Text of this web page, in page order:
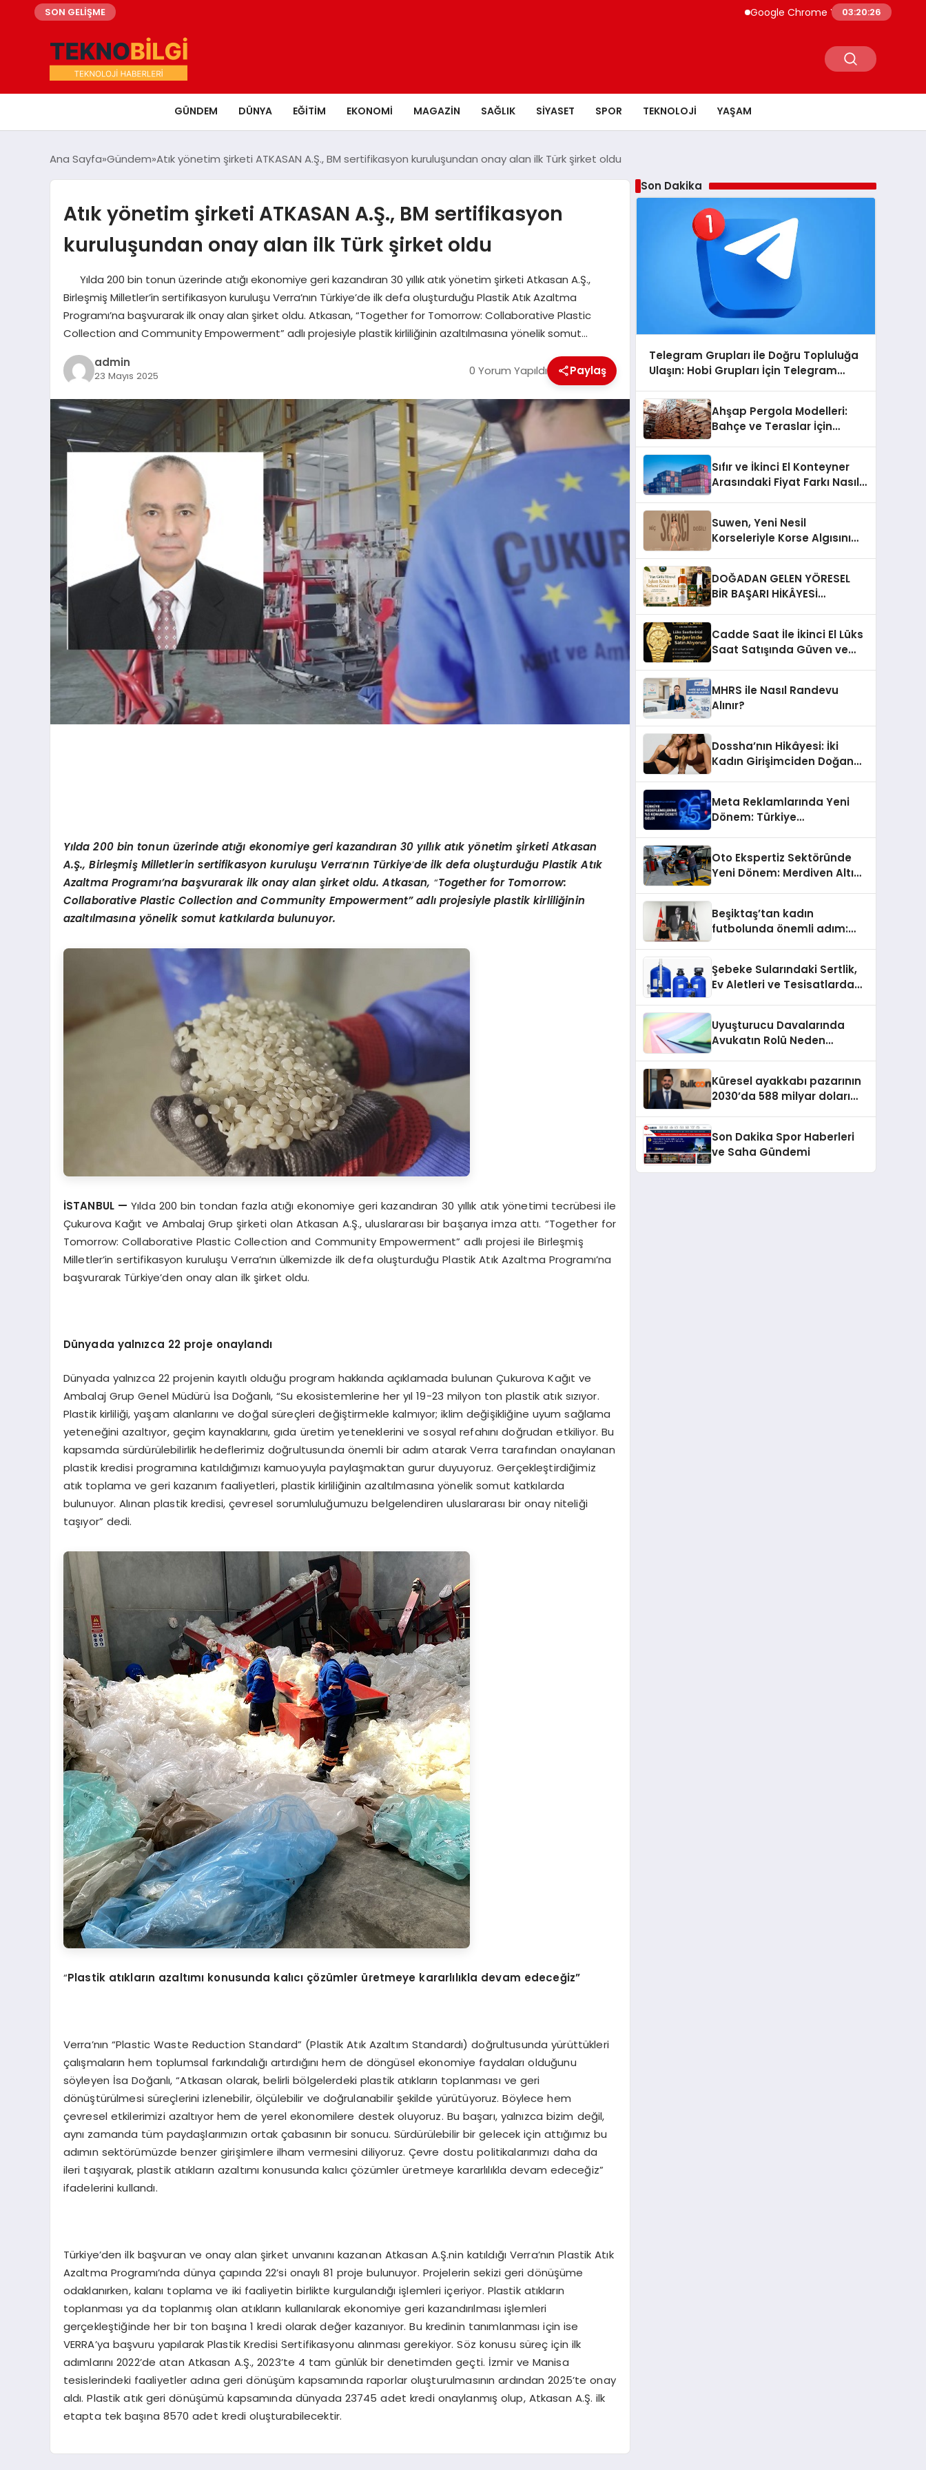
SON GELİŞME Google Chrome Yapay Zeka ile Güçleniyor
03:20:28
GÜNDEM DÜNYA EĞITIM EKONOMI MAGAZIN SAĞLIK SIYASET SPOR TEKNOLOJI YAŞAM
Ana Sayfa Gündem Atık yönetim şirketi ATKASAN A.Ş., BM sertifikasyon kuruluşundan onay alan ilk Türk şirket oldu
Atık yönetim şirketi ATKASAN A.Ş., BM sertifikasyon
kuruluşundan onay alan ilk Türk şirket oldu
Yılda 200 bin tonun üzerinde atığı ekonomiye geri kazandıran 30 yıllık atık yönetim şirketi Atkasan A.Ş.,
Birleşmiş Milletler’in sertifikasyon kuruluşu Verra’nın Türkiye’de ilk defa oluşturduğu Plastik Atık Azaltma
Programı’na başvurarak ilk onay alan şirket oldu. Atkasan, “Together for Tomorrow: Collaborative Plastic
Collection and Community Empowerment” adlı projesiyle plastik kirliliğinin azaltılmasına yönelik somut…
admin
23 Mayıs 2025 0 Yorum Yapıldı Paylaş
Yılda 200 bin tonun üzerindeatığı ekonomiye geri kazandıran 30 yıllık atık yönetim şirketi Atkasan
A.Ş., Birleşmiş Milletler’in sertifikasyon kuruluşu Verra’nın Türkiye’de ilk defa oluşturduğuPlastik Atık
Azaltma Programı’na başvurarak ilk onay alan şirket oldu. Atkasan, “Together for Tomorrow:
Collaborative Plastic Collection and Community Empowerment” adlı projesiyle plastik kirliliğinin
azaltılmasına yönelik somut katkılarda bulunuyor.
İSTANBUL — Yılda 200 bin tondan fazla atığı ekonomiye geri kazandıran 30 yıllık atık yönetimi tecrübesi ile
Çukurova Kağıt ve Ambalaj Grup şirketi olan Atkasan A.Ş., uluslararası bir başarıya imza attı. “Together for
Tomorrow: Collaborative Plastic Collection and Community Empowerment” adlı projesi ile Birleşmiş
Milletler’in sertifikasyon kuruluşu Verra’nın ülkemizde ilk defa oluşturduğu Plastik Atık Azaltma Programı’na
başvurarak Türkiye’den onay alan ilk şirket oldu.
Dünyada yalnızca 22 proje onaylandı
Dünyada yalnızca 22 projenin kayıtlı olduğu program hakkında açıklamada bulunan Çukurova Kağıt ve
Ambalaj Grup Genel Müdürü İsa Doğanlı, “Su ekosistemlerine her yıl 19-23 milyon ton plastik atık sızıyor.
Plastik kirliliği, yaşam alanlarını ve doğal süreçleri değiştirmekle kalmıyor; iklim değişikliğine uyum sağlama
yeteneğini azaltıyor, geçim kaynaklarını, gıda üretim yeteneklerini ve sosyal refahını doğrudan etkiliyor. Bu
kapsamda sürdürülebilirlik hedeflerimiz doğrultusunda önemli bir adım atarak Verra tarafından onaylanan
plastik kredisi programına katıldığımızı kamuoyuyla paylaşmaktan gurur duyuyoruz. Gerçekleştirdiğimiz
atık toplama ve geri kazanım faaliyetleri, plastik kirliliğinin azaltılmasına yönelik somut katkılarda
bulunuyor. Alınan plastik kredisi, çevresel sorumluluğumuzu belgelendiren uluslararası bir onay niteliği
taşıyor” dedi.
“Plastik atıkların azaltımı konusunda kalıcı çözümler üretmeye kararlılıkla devam edeceğiz”
Verra’nın “Plastic Waste Reduction Standard” (Plastik Atık Azaltım Standardı) doğrultusunda yürüttükleri
çalışmaların hem toplumsal farkındalığı artırdığını hem de döngüsel ekonomiye faydaları olduğunu
söyleyen İsa Doğanlı, “Atkasan olarak, belirli bölgelerdeki plastik atıkların toplanması ve geri
dönüştürülmesi süreçlerini izlenebilir, ölçülebilir ve doğrulanabilir şekilde yürütüyoruz. Böylece hem
çevresel etkilerimizi azaltıyor hem de yerel ekonomilere destek oluyoruz. Bu başarı, yalnızca bizim değil,
aynı zamanda tüm paydaşlarımızın ortak çabasının bir sonucu. Sürdürülebilir bir gelecek için attığımız bu
adımın sektörümüzde benzer girişimlere ilham vermesini diliyoruz. Çevre dostu politikalarımızı daha da
ileri taşıyarak, plastik atıkların azaltımı konusunda kalıcı çözümler üretmeye kararlılıkla devam edeceğiz”
ifadelerini kullandı.
Türkiye’den ilk başvuran ve onay alan şirket unvanını kazanan Atkasan A.Ş.nin katıldığı Verra’nın Plastik Atık
Azaltma Programı’nda dünya çapında 22’si onaylı 81 proje bulunuyor. Projelerin sekizi geri dönüşüme
odaklanırken, kalanı toplama ve iki faaliyetin birlikte kurgulandığı işlemleri içeriyor. Plastik atıkların
toplanması ya da toplanmış olan atıkların kullanılarak ekonomiye geri kazandırılması işlemleri
gerçekleştiğinde her bir ton başına 1 kredi olarak değer kazanıyor. Bu kredinin tanımlanması için ise
VERRA’ya başvuru yapılarak Plastik Kredisi Sertifikasyonu alınması gerekiyor. Söz konusu süreç için ilk
adımlarını 2022’de atan Atkasan A.Ş., 2023’te 4 tam günlük bir denetimden geçti. İzmir ve Manisa
tesislerindeki faaliyetler adına geri dönüşüm kapsamında raporlar oluşturulmasının ardından 2025’te onay
aldı. Plastik atık geri dönüşümü kapsamında dünyada 23745 adet kredi onaylanmış olup, Atkasan A.Ş. ilk
etapta tek başına 8570 adet kredi oluşturabilecektir.
Son Dakika
Telegram Grupları ile Doğru Topluluğa
Ulaşın: Hobi Grupları İçin Telegram
Ahşap Pergola Modelleri:
Bahçe ve Teraslar İçin
Sıfır ve İkinci El Konteyner
Arasındaki Fiyat Farkı Nasıl
Suwen, Yeni Nesil
Korseleriyle Korse Algısını
DOĞADAN GELEN YÖRESEL
BİR BAŞARI HİKÂYESİ
Yöresel Işkın Kökü Sirkesi
Cadde Saat İle İkinci El Lüks
Saat Satışında Güven ve
MHRS ile Nasıl Randevu
Alınır?
Dossha’nın Hikâyesi: İki
Kadın Girişimciden Doğan
Meta Reklamlarında Yeni
Dönem: Türkiye
Oto Ekspertiz Sektöründe
Yeni Dönem: Merdiven Altı
Beşiktaş’tan kadın
futbolunda önemli adım:
Gündoğdu kulüp hafızasını
geleceğe taşıyacak
Şebeke Sularındaki Sertlik,
Ev Aletleri ve Tesisatlarda
Uyuşturucu Davalarında
Avukatın Rolü Neden
Küresel ayakkabı pazarının
2030’da 588 milyar doları
Son Dakika Spor Haberleri
ve Saha Gündemi